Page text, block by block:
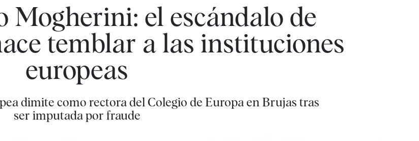
Mogherini: el escándalo de
temblar a las instituciones
europeas
dimite como rectora del Colegio de Europa en Brujas tras
ser imputada por fraude